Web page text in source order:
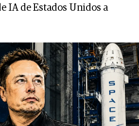
IA de Estados Unidos a